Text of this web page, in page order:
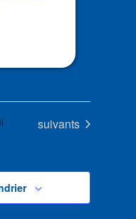
Évènements
suivants